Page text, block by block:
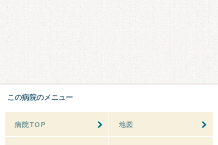
この病院のメニュー
病院TOP 地図